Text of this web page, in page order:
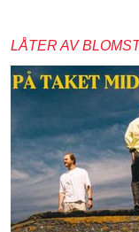
LÅTER AV